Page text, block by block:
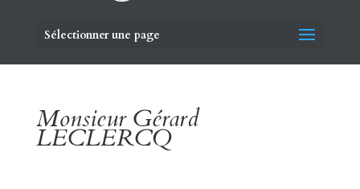
Sélectionner une page
Monsieur Gérard
LECLERCQ